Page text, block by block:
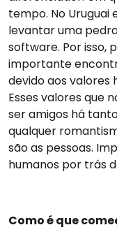
tempo. No Uruguai
levantar uma
software. Por isso,
importante
devido aos valores
Esses valores que
ser amigos há
qualquer
são as pessoas.
humanos por trás
Como é que